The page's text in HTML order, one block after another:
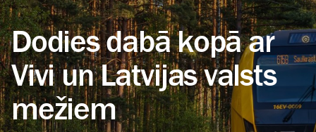
Dodies dabā kopā ar
Vivi un Latvijas valsts
mežiem